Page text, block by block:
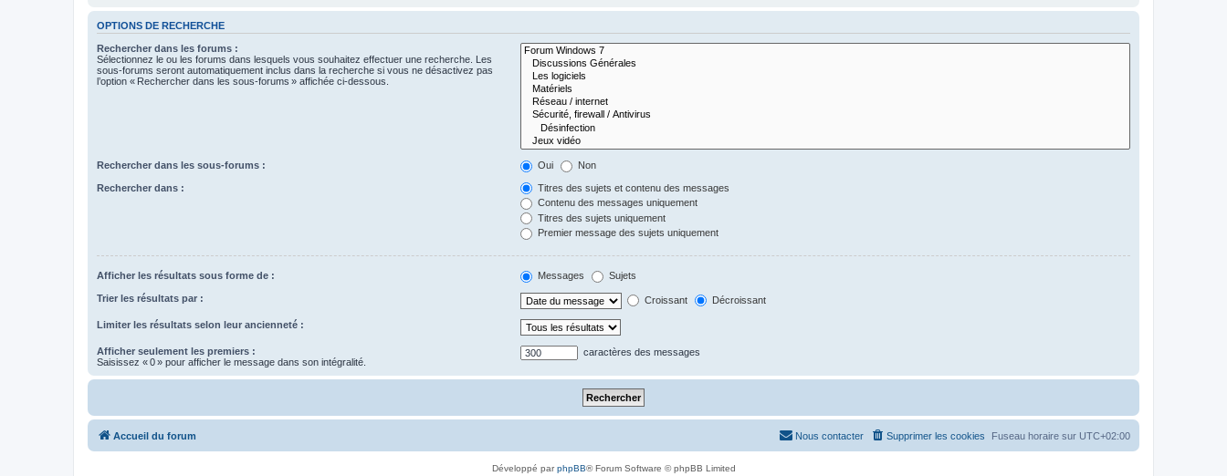
OPTIONS DE RECHERCHE
Rechercher dans les forums :
Sélectionnez le ou les forums dans lesquels vous souhaitez effectuer une recherche. Les
sous-forums seront automatiquement inclus dans la recherche si vous ne désactivez pas
l’option « Rechercher dans les sous-forums » affichée ci-dessous.
Rechercher dans les sous-forums : Oui Non
Rechercher dans :
Titres des sujets et contenu des messages
Contenu des messages uniquement
Titres des sujets uniquement
Premier message des sujets uniquement
Afficher les résultats sous forme de : Messages Sujets
Trier les résultats par : Croissant Décroissant
Limiter les résultats selon leur ancienneté :
Afficher seulement les premiers :
Saisissez « 0 » pour afficher le message dans son intégralité.
caractères des messages
Accueil du forum Fuseau horaire sur UTC+02:00
Supprimer les cookies
Nous contacter
Développé parphpBB® Forum Software © phpBB Limited